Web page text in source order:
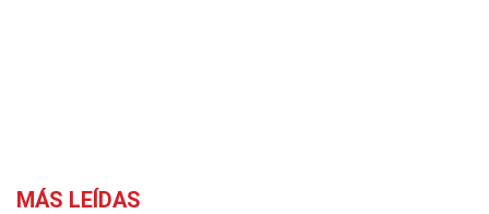
MÁS LEÍDAS